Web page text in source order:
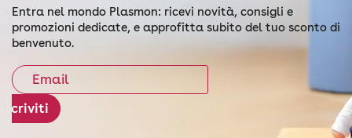
Entra nel mondo Plasmon: ricevi novità, consigli e
promozioni dedicate, e approfitta subito del tuo sconto di
benvenuto.
Iscriviti